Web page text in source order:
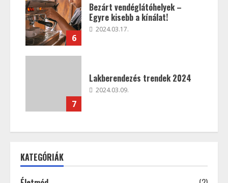
6
Bezárt vendéglátóhelyek –
Egyre kisebb a kínálat!
2024.03.17.
7
Lakberendezés trendek 2024
2024.03.09.
KATEGÓRIÁK